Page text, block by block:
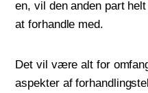
en, vil den anden part
at forhandle med.
Det vil være alt for
aspekter af